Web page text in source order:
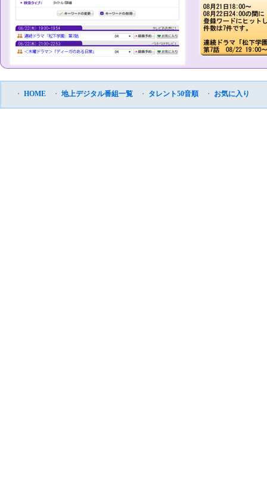
・ HOME ・ 地上デジタル番組一覧 ・ タレント50音順 ・ お気に入り